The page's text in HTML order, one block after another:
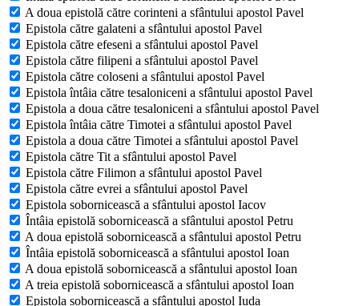
A doua epistolă către corinteni a sfântului apostol Pavel
Epistola către galateni a sfântului apostol Pavel
Epistola către efeseni a sfântului apostol Pavel
Epistola către filipeni a sfântului apostol Pavel
Epistola către coloseni a sfântului apostol Pavel
Epistola întâia către tesaloniceni a sfântului apostol Pavel
Epistola a doua către tesaloniceni a sfântului apostol Pavel
Epistola întâia către Timotei a sfântului apostol Pavel
Epistola a doua către Timotei a sfântului apostol Pavel
Epistola către Tit a sfântului apostol Pavel
Epistola către Filimon a sfântului apostol Pavel
Epistola către evrei a sfântului apostol Pavel
Epistola sobornicească a sfântului apostol Iacov
Întâia epistolă sobornicească a sfântului apostol Petru
A doua epistolă sobornicească a sfântului apostol Petru
Întâia epistolă sobornicească a sfântului apostol Ioan
A doua epistolă sobornicească a sfântului apostol Ioan
A treia epistolă sobornicească a sfântului apostol Ioan
Epistola sobornicească a sfântului apostol Iuda